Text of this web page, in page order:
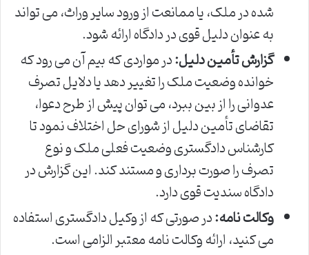
شده در ملک، یا ممانعت از ورود سایر وراث، می تواند
به عنوان دلیل قوی در دادگاه ارائه شود.
گزارش تأمین دلیل:در مواردی که بیم آن می رود که
خوانده وضعیت ملک را تغییر دهد یا دلایل تصرف
عدوانی را از بین ببرد، می توان پیش از طرح دعوا،
تقاضای تأمین دلیل از شورای حل اختلاف نمود تا
کارشناس دادگستری وضعیت فعلی ملک و نوع
تصرف را صورت برداری و مستند کند. این گزارش در
دادگاه سندیت قوی دارد.
وکالت نامه:در صورتی که از وکیل دادگستری استفاده
می کنید، ارائه وکالت نامه معتبر الزامی است.